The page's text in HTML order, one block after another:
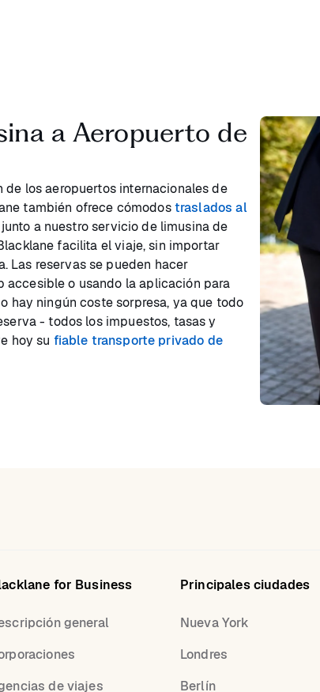
a Aeropuerto de
de los aeropuertos internacionales de
también ofrece cómodostraslados al
junto a nuestro servicio de limusina de
facilita el viaje, sin importar
Las reservas se pueden hacer
accesible o usando la aplicación para
hay ningún coste sorpresa, ya que todo
- todos los impuestos, tasas y
hoy su fiable transporte privado de
for Business
general
de viajes
Principales ciudades
Nueva York
Londres
Berlín